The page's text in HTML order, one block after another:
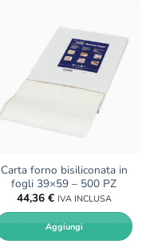
Carta forno bisiliconata in
fogli 39×59 – 500 PZ
44,36 € IVA INCLUSA
Aggiungi